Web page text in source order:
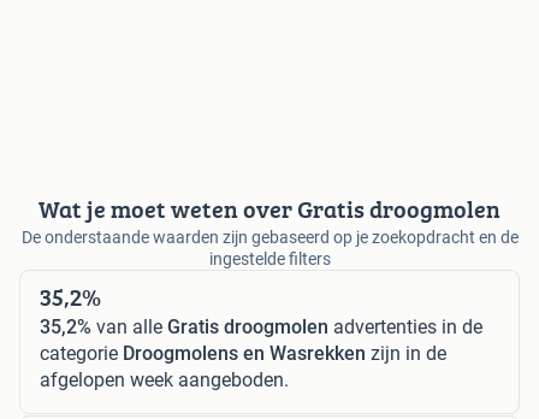
Wat je moet weten over Gratis droogmolen
De onderstaande waarden zijn gebaseerd op je zoekopdracht en de
ingestelde filters
35,2%
35,2% van alle Gratis droogmolen advertenties in de
categorie Droogmolens en Wasrekken zijn in de
afgelopen week aangeboden.